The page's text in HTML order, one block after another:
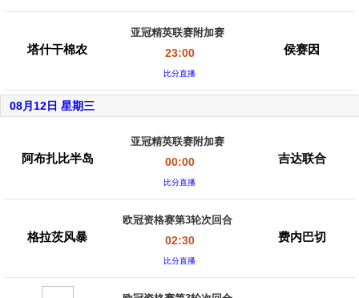
塔什干棉农
亚冠精英联赛附加赛
23:00
比分直播
侯赛因
08月12日 星期三
阿布扎比半岛
亚冠精英联赛附加赛
00:00
比分直播
吉达联合
格拉茨风暴
欧冠资格赛第3轮次回合
02:30
比分直播
费内巴切